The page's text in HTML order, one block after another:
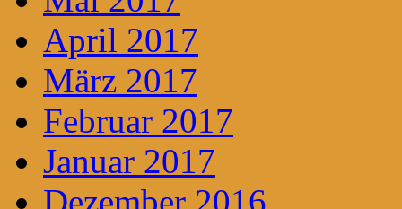
April 2017
März 2017
Februar 2017
Januar 2017